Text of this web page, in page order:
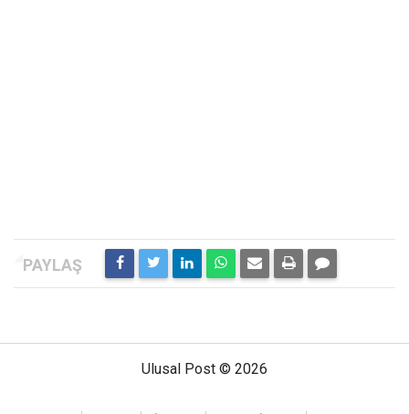
Ulusal Post © 2026